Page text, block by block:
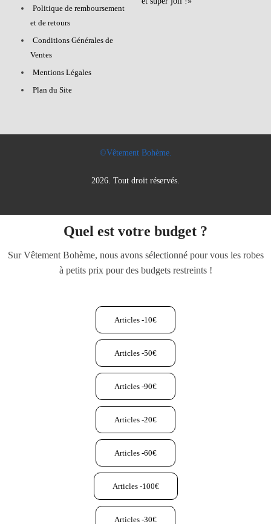
Politique de remboursement
et de retours
Conditions Générales de
Ventes
Mentions Légales
Plan du Site
©Vêtement Bohème.
2026. Tout droit réservés.
Quel est votre budget ?
Sur Vêtement Bohème, nous avons sélectionné pour vous les robes
à petits prix pour des budgets restreints !
Articles -10€
Articles -50€
Articles -90€
Articles -20€
Articles -60€
Articles -100€
Articles -30€